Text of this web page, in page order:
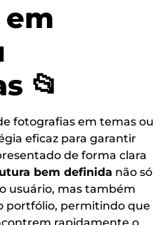
📂
fotografias em temas ou
eficaz para garantir
de forma clara
bem definida não só
usuário, mas também
portfólio, permitindo que